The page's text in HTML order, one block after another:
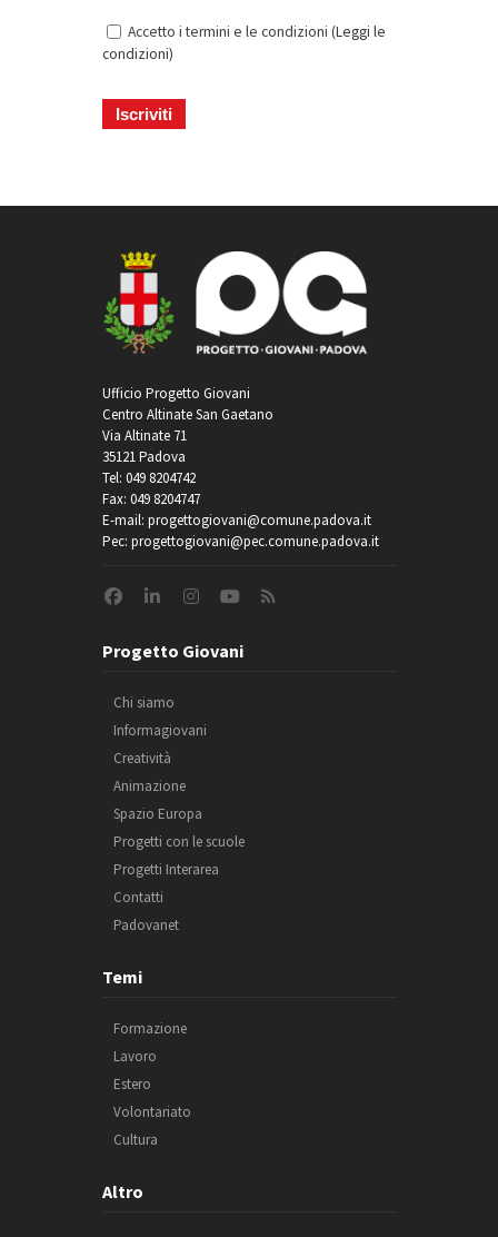
Accetto i termini e le condizioni (Leggi le
condizioni)
Ufficio Progetto Giovani
Centro Altinate San Gaetano
Via Altinate 71
35121 Padova
Tel: 049 8204742
Fax: 049 8204747
E-mail: progettogiovani@comune.padova.it
Pec: progettogiovani@pec.comune.padova.it
Progetto Giovani
Chi siamo
Informagiovani
Creatività
Animazione
Spazio Europa
Progetti con le scuole
Progetti Interarea
Contatti
Padovanet
Temi
Formazione
Lavoro
Estero
Volontariato
Cultura
Altro